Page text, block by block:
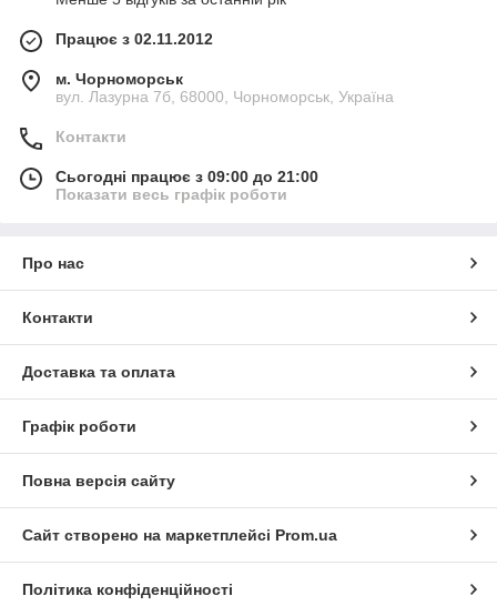
Працює з 02.11.2012
м. Чорноморськ
вул. Лазурна 7б, 68000, Чорноморськ, Україна
Контакти
Сьогодні працює з 09:00 до 21:00
Показати весь графік роботи
Про нас
Контакти
Доставка та оплата
Графік роботи
Повна версія сайту
Сайт створено на маркетплейсі Prom.ua
Політика конфіденційності